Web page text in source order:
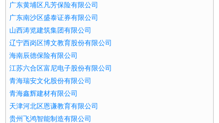
广东黄埔区凡芳保险有限公司
广东南沙区盛泰证券有限公司
山西涛览建筑集团有限公司
辽宁西岗区博文教育股份有限公司
海南辰德保险有限公司
江苏六合区富尼电子股份有限公司
青海瑞安文化股份有限公司
青海鑫辉建材有限公司
天津河北区恩谦教育有限公司
贵州飞鸿智能制造有限公司